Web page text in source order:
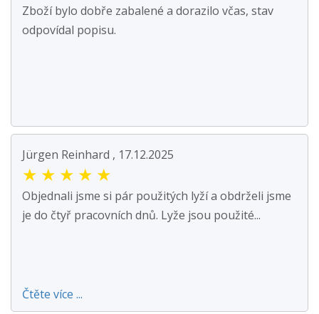
Zboží bylo dobře zabalené a dorazilo včas, stav
odpovídal popisu.
Jürgen Reinhard , 17.12.2025
★ ★ ★ ★ ★
Objednali jsme si pár použitých lyží a obdrželi jsme
je do čtyř pracovních dnů. Lyže jsou použité...
Čtěte více ...